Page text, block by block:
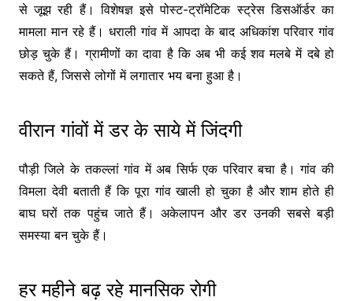
से जूझ रही हैं। विशेषज्ञ इसे पोस्ट-ट्रॉमेटिक स्ट्रेस डिसऑर्डर का
मामला मान रहे हैं। धराली गांव में आपदा के बाद अधिकांश परिवार गांव
छोड़ चुके हैं। ग्रामीणों का दावा है कि अब भी कई शव मलबे में दबे हो
सकते हैं, जिससे लोगों में लगातार भय बना हुआ है।
वीरान गांवों में डर के साये में जिंदगी
पौड़ी जिले के तकल्लां गांव में अब सिर्फ एक परिवार बचा है। गांव की
विमला देवी बताती हैं कि पूरा गांव खाली हो चुका है और शाम होते ही
बाघ घरों तक पहुंच जाते हैं। अकेलापन और डर उनकी सबसे बड़ी
समस्या बन चुके हैं।
हर महीने बढ़ रहे मानसिक रोगी